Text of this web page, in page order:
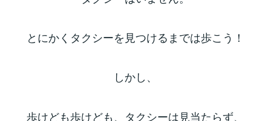
とにかくタクシーを見つけるまでは歩こう！
しかし、
歩けども歩けども、タクシーは見当たらず、